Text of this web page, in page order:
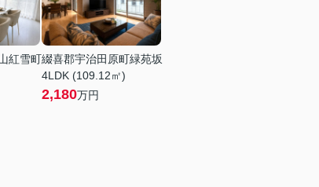
紅雪町綴喜郡宇治田原町緑苑坂
4LDK (109.12㎡)
2,180万円